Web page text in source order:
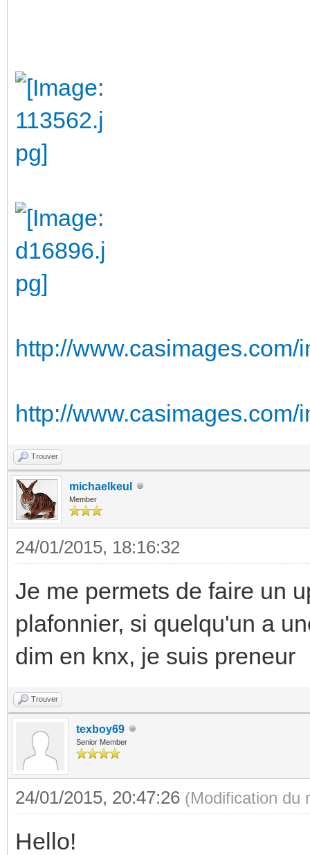
http://
http://
Trouver
michaelkeul
Member
24/01/2015, 18:16:32
Je me permets de faire un
plafonnier, si quelqu'un a
dim en knx, je suis preneur
Trouver
texboy69
Senior Member
24/01/2015, 20:47:26 (Modification du
Hello!